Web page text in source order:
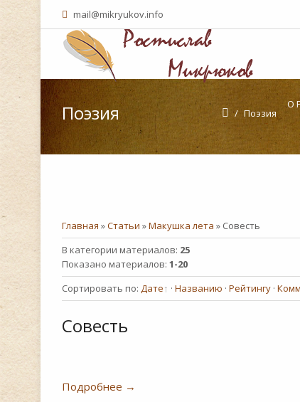
mail@mikryukov.info
О
Поэзия / Поэзия
Главная »Статьи »Макушка лета » Совесть
В категории материалов: 25
Показано материалов: 1-20
Сортировать по: Дате · Названию · Рейтингу ·
Совесть
Подробнее →